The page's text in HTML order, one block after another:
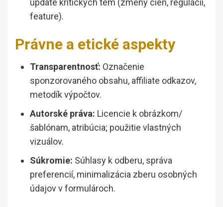
update kritických tém (zmeny cien, regulácií,
feature).
Právne a etické aspekty
Transparentnosť: Označenie
sponzorovaného obsahu, affiliate odkazov,
metodík výpočtov.
Autorské práva: Licencie k obrázkom/
šablónam, atribúcia; použitie vlastných
vizuálov.
Súkromie: Súhlasy k odberu, správa
preferencií, minimalizácia zberu osobných
údajov v formulároch.